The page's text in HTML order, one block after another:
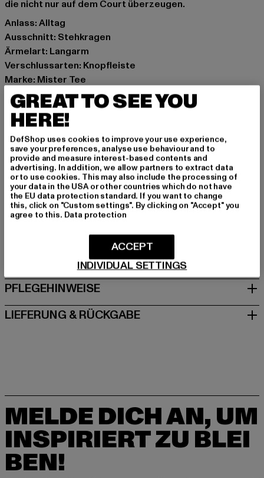
die nicht nur auf dem Court überzeugen.
Anlass: Alltag
Ausschnitt: Stehkragen
Ärmelart: Langarm
Verschlussarten: Knopfleiste
Marke: Mister Tee
Kat.: College Jackets
Farbe: schwarz
Hersteller Farbe: blk/wht
Materialzusammensetzung: 80% Baumwolle, 20%
Polyester
Art.Nr: MT2377-00050
Hersteller: TB International GmbH |info@tbint.de
Dr.-Robert-Murjahn-Straße 7 | 64372 Ober-Ramstadt |
DE
GRÖSSE & PASSFORM
PFLEGEHINWEISE
LIEFERUNG & RÜCKGABE
MELDE DICH AN, UM
INSPIRIERT ZU BLEI
BEN!
GREAT TO SEE YOU
HERE!
DefShop uses cookies to improve your use experience,
save your preferences, analyse use behaviour and to
provide and measure interest-based contents and
advertising. In addition, we allow partners to extract data
or to use cookies. This may also include the processing of
your data in the USA or other countries which do not have
the EU data protection standard. If you want to change
this, click on "Custom settings". By clicking on "Accept" you
agree to this. Data protection
INDIVIDUAL SETTINGS
ACCEPT